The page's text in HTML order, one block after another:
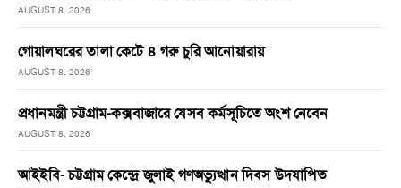
AUGUST 8, 2026
গোয়ালঘরের তালা কেটে ৪ গরু চুরি আনোয়ারায়
AUGUST 8, 2026
প্রধানমন্ত্রী চট্টগ্রাম-কক্সবাজারে যেসব কর্মসূচিতে অংশ নেবেন
AUGUST 8, 2026
আইইবি- চট্টগ্রাম কেন্দ্রে জুলাই গণঅভ্যুত্থান দিবস উদযাপিত